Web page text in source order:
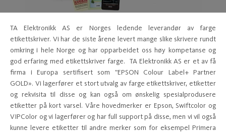
TA Elektronikk AS er Norges ledende leverandør av farge
etikettskriver. Vi har de siste årene levert mange slike skrivere rundt
omkring i hele Norge og har opparbeidet oss høy kompetanse og
god erfaring med etikettskriver farge. TA Elektronikk AS er et av få
firma i Europa sertifisert som ”EPSON Colour Label+ Partner
GOLD». Vi lagerfører et stort utvalg av farge etikettskriver, etiketter
og rekvisita til disse og kan også om ønskelig spesialprodusere
etiketter på kort varsel. Våre hovedmerker er Epson, Swiftcolor og
VIPColor og vi lagerfører og har full support på disse, men vi vil også
kunne levere etiketter til andre merker som for eksempel Primera